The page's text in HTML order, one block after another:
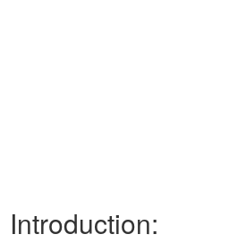
Introduction: